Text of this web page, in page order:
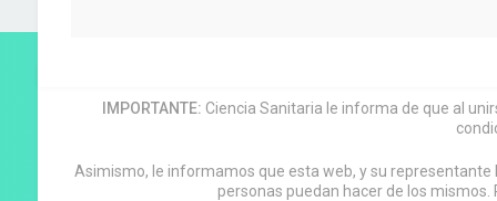
IMPORTANTE: Ciencia Sanitaria le informa de que al
Asimismo, le informamos que esta web, y su representante
personas puedan hacer de los